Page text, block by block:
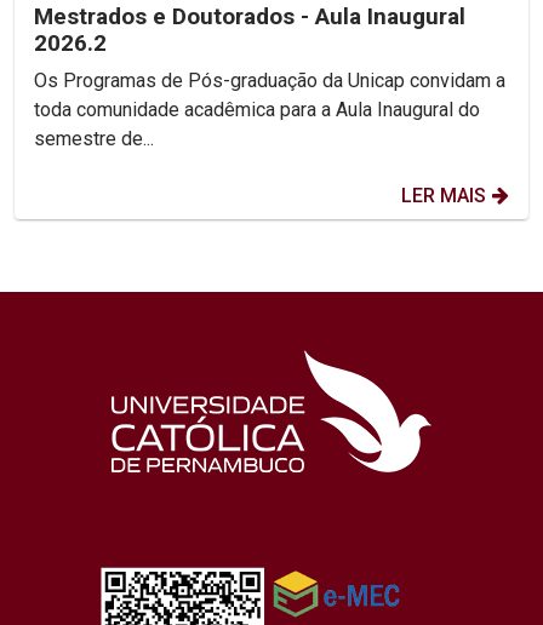
Mestrados e Doutorados - Aula Inaugural
2026.2
Os Programas de Pós-graduação da Unicap convidam a
toda comunidade acadêmica para a Aula Inaugural do
semestre de...
LER MAIS